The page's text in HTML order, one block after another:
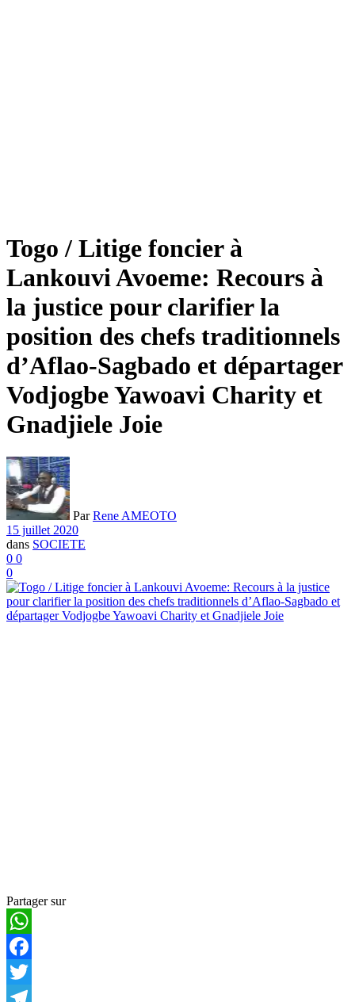
Togo / Litige foncier à
Lankouvi Avoeme: Recours à
la justice pour clarifier la
position des chefs traditionnels
d’Aflao-Sagbado et départager
Vodjogbe Yawoavi Charity et
Gnadjiele Joie
Par Rene AMEOTO
15 juillet 2020
dans SOCIETE
0 0
0
Partager sur
WhatsApp
Facebook
Twitter